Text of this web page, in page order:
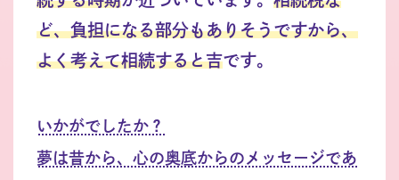
ど、負担になる部分もありそうですから、
よく考えて相続すると吉です。
いかがでしたか？
夢は昔から、心の奥底からのメッセージであ